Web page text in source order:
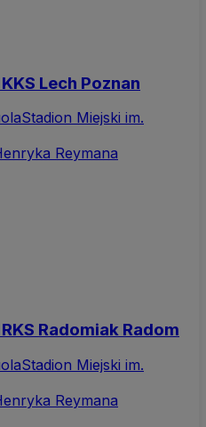
Lech Poznan
Stadion Miejski im.
Reymana
Radomiak Radom
Stadion Miejski im.
Reymana